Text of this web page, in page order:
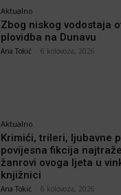
Aktualno
Zbog niskog vodostaja
plovidba na Dunavu
Ana Tokić 6 kolovoza, 2026
Aktualno
Krimići, trileri, ljubavne
povijesna fikcija
žanrovi ovoga ljeta u
knjižnici
Ana Tokić 6 kolovoza, 2026